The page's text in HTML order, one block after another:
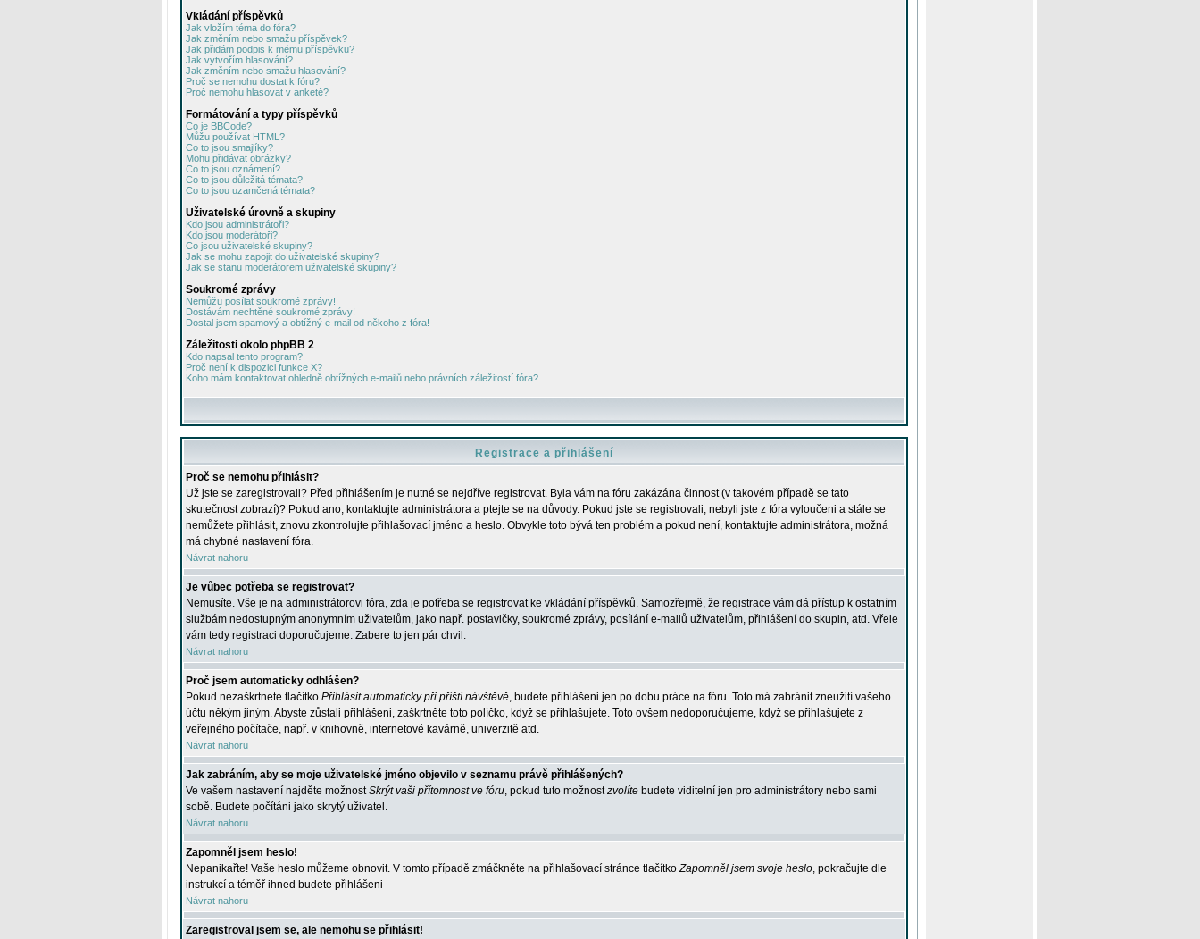
Vkládání příspěvků
Jak vložím téma do fóra?
Jak změním nebo smažu příspěvek?
Jak přidám podpis k mému příspěvku?
Jak vytvořím hlasování?
Jak změním nebo smažu hlasování?
Proč se nemohu dostat k fóru?
Proč nemohu hlasovat v anketě?
Formátování a typy příspěvků
Co je BBCode?
Můžu používat HTML?
Co to jsou smajlíky?
Mohu přidávat obrázky?
Co to jsou oznámení?
Co to jsou důležitá témata?
Co to jsou uzamčená témata?
Uživatelské úrovně a skupiny
Kdo jsou administrátoři?
Kdo jsou moderátoři?
Co jsou uživatelské skupiny?
Jak se mohu zapojit do uživatelské skupiny?
Jak se stanu moderátorem uživatelské skupiny?
Soukromé zprávy
Nemůžu posílat soukromé zprávy!
Dostávám nechtěné soukromé zprávy!
Dostal jsem spamový a obtížný e-mail od někoho z fóra!
Záležitosti okolo phpBB 2
Kdo napsal tento program?
Proč není k dispozici funkce X?
Koho mám kontaktovat ohledně obtížných e-mailů nebo právních záležitostí fóra?
Registrace a přihlášení
Proč se nemohu přihlásit?
Už jste se zaregistrovali? Před přihlášením je nutné se nejdříve registrovat. Byla vám na fóru zakázána činnost (v takovém případě se tato
skutečnost zobrazí)? Pokud ano, kontaktujte administrátora a ptejte se na důvody. Pokud jste se registrovali, nebyli jste z fóra vyloučeni a stále se
nemůžete přihlásit, znovu zkontrolujte přihlašovací jméno a heslo. Obvykle toto bývá ten problém a pokud není, kontaktujte administrátora, možná
má chybné nastavení fóra.
Návrat nahoru
Je vůbec potřeba se registrovat?
Nemusíte. Vše je na administrátorovi fóra, zda je potřeba se registrovat ke vkládání příspěvků. Samozřejmě, že registrace vám dá přístup k ostatním
službám nedostupným anonymním uživatelům, jako např. postavičky, soukromé zprávy, posílání e-mailů uživatelům, přihlášení do skupin, atd. Vřele
vám tedy registraci doporučujeme. Zabere to jen pár chvil.
Návrat nahoru
Proč jsem automaticky odhlášen?
Pokud nezaškrtnete tlačítko Přihlásit automaticky při příští návštěvě, budete přihlášeni jen po dobu práce na fóru. Toto má zabránit zneužití vašeho
účtu někým jiným. Abyste zůstali přihlášeni, zaškrtněte toto políčko, když se přihlašujete. Toto ovšem nedoporučujeme, když se přihlašujete z
veřejného počítače, např. v knihovně, internetové kavárně, univerzitě atd.
Návrat nahoru
Jak zabráním, aby se moje uživatelské jméno objevilo v seznamu právě přihlášených?
Ve vašem nastavení najděte možnostSkrýt vaši přítomnost ve fóru, pokud tuto možnostzvolíte budete viditelní jen pro administrátory nebo sami
sobě. Budete počítáni jako skrytý uživatel.
Návrat nahoru
Zapomněl jsem heslo!
Nepanikařte! Vaše heslo můžeme obnovit. V tomto případě zmáčkněte na přihlašovací stránce tlačítkoZapomněl jsem svoje heslo, pokračujte dle
instrukcí a téměř ihned budete přihlášeni
Návrat nahoru
Zaregistroval jsem se, ale nemohu se přihlásit!